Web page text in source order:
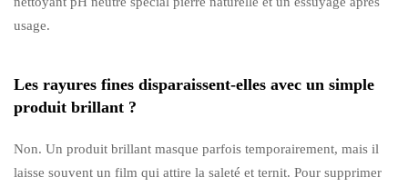
usage.
Les rayures fines disparaissent-elles avec un simple
produit brillant ?
Non. Un produit brillant masque parfois temporairement, mais il
laisse souvent un film qui attire la saleté et ternit. Pour supprimer